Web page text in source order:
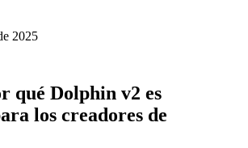
2025
qué Dolphin v2 es
los creadores de